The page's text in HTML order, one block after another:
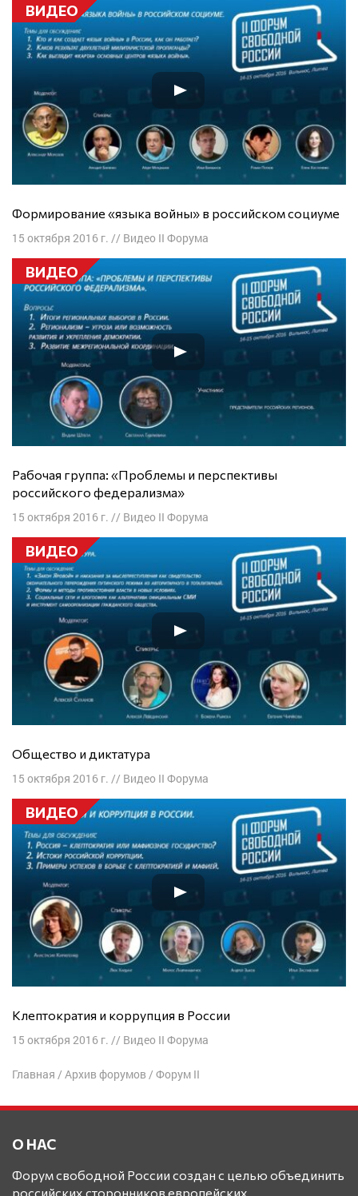
ВИДЕО
Формирование «языка войны» в российском социуме
15 октября 2016 г. // Видео II Форума
ВИДЕО
Рабочая группа: «Проблемы и перспективы
российского федерализма»
15 октября 2016 г. // Видео II Форума
ВИДЕО
Общество и диктатура
15 октября 2016 г. // Видео II Форума
ВИДЕО
Клептократия и коррупция в России
15 октября 2016 г. // Видео II Форума
Главная / Архив форумов / Форум II
О НАС
Форум свободной России создан с целью объединить
российских сторонников европейских